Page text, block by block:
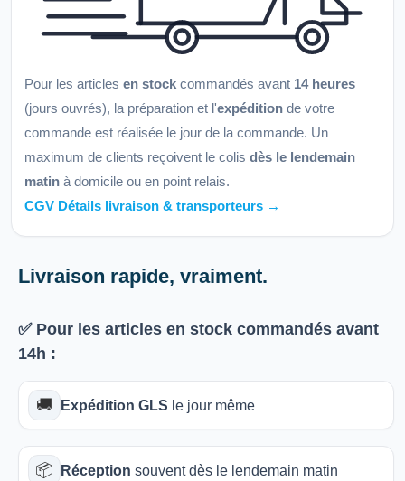
Pour les articles en stock commandés avant 14 heures
(jours ouvrés), la préparation et l'expédition de votre
commande est réalisée le jour de la commande. Un
maximum de clients reçoivent le colis dès le lendemain
matin à domicile ou en point relais.
CGV Détails livraison & transporteurs →
Livraison rapide, vraiment.
✅ Pour les articles en stock commandés avant
14h :
🚚 Expédition GLS le jour même
📦 Réception souvent dès le lendemain matin